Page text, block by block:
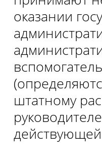
оказании
штатному